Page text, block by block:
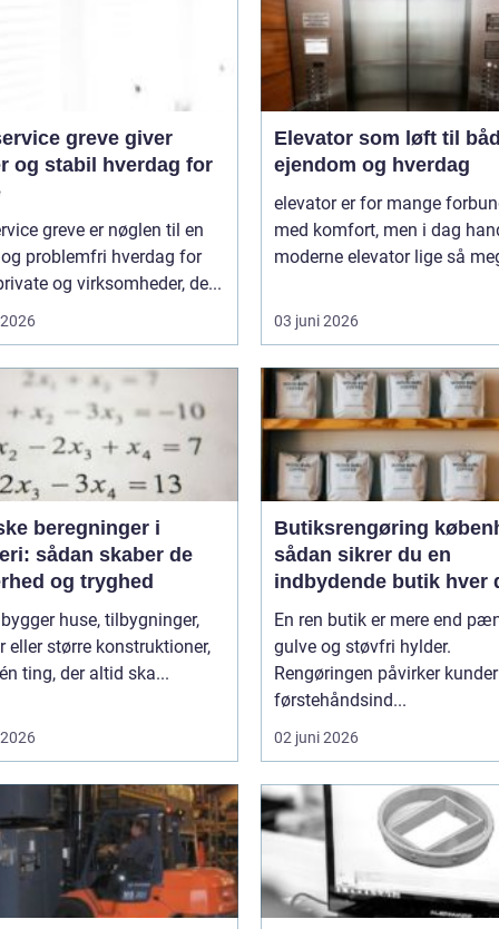
greve giver
og stabil hverdag for
greve er nøglen til en
problemfri hverdag for
og virksomheder, de...
Elevator som løft til
ejendom og hverdag
elevator er for mange
med komfort, men i dag
moderne elevator lige så
03 juni 2026
beregninger i
sådan skaber de
og tryghed
huse, tilbygninger,
eller større konstruktioner,
ting, der altid ska...
Butiksrengøring
sådan sikrer du en
indbydende butik hver
En ren butik er mere end
gulve og støvfri hylder.
Rengøringen påvirker
førstehåndsind...
02 juni 2026